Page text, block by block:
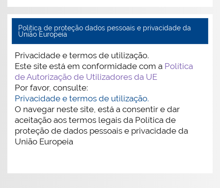
Politica de proteção dados pessoais e privacidade da
União Europeia
Privacidade e termos de utilização.
Este site está em conformidade com a Política
de Autorização de Utilizadores da UE
Por favor, consulte:
Privacidade e termos de utilização.
O navegar neste site, está a consentir e dar
aceitação aos termos legais da Política de
proteção de dados pessoais e privacidade da
União Europeia